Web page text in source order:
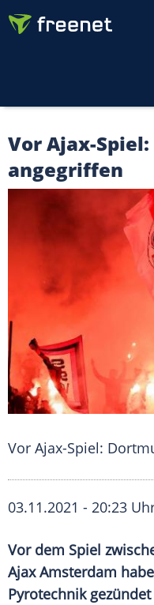
Vor Ajax-
angegriffen
Vor Ajax-Spiel:
03.11.2021 - 20:23
Vor dem Spiel
Ajax Amsterdam
Pyrotechnikgezündet